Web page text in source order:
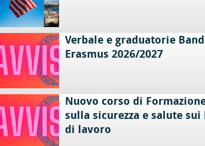
Verbale e graduatorie
Erasmus 2026/2027
Nuovo corso di
sulla sicurezza e salute sui
di lavoro